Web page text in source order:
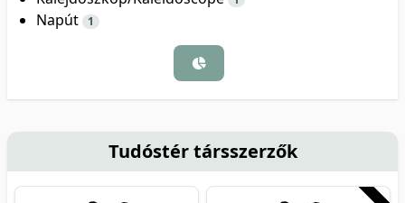
Napút 1
Tudóstér társszerzők